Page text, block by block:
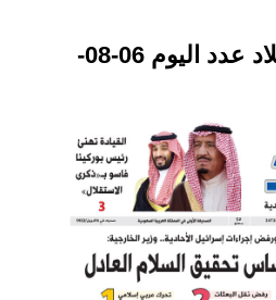
تحميل PDF البلاد عدد اليوم 06-08-